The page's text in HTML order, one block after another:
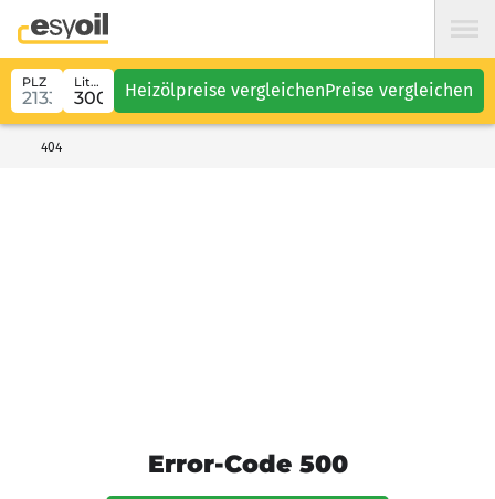
PLZ Liter Heizölpreise vergleichenPreise vergleichen
404
Error-Code 500